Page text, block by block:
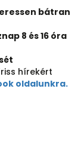
bátran
8 és 16 óra
hírekért
oldalunkra.